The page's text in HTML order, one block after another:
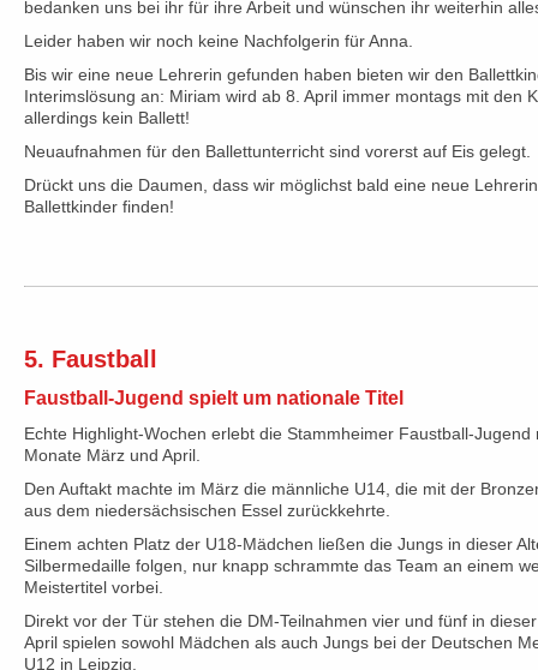
bedanken uns bei ihr für ihre Arbeit und wünschen ihr weiterhin
Leider haben wir noch keine Nachfolgerin für Anna.
Bis wir eine neue Lehrerin gefunden haben bieten wir den
Interimslösung an: Miriam wird ab 8. April immer montags mit den
allerdings kein Ballett!
Neuaufnahmen für den Ballettunterricht sind vorerst auf Eis gelegt.
Drückt uns die Daumen, dass wir möglichst bald eine neue
Ballettkinder finden!
5. Faustball
Faustball-Jugend spielt um nationale Titel
Echte Highlight-Wochen erlebt die Stammheimer Faustball-Jugend
Monate März und April.
Den Auftakt machte im März die männliche U14, die mit der
aus dem niedersächsischen Essel zurückkehrte.
Einem achten Platz der U18-Mädchen ließen die Jungs in dieser
Silbermedaille folgen, nur knapp schrammte das Team an einem
Meistertitel vorbei.
Direkt vor der Tür stehen die DM-Teilnahmen vier und fünf in
April spielen sowohl Mädchen als auch Jungs bei der Deutschen
U12 in Leipzig.